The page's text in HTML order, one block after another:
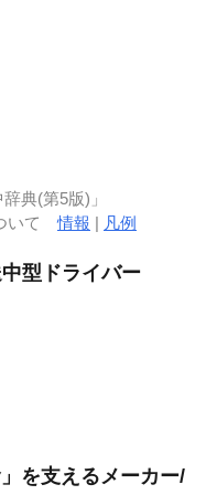
典(第5版)」
ついて情報 | 凡例
型ドライバー
を支えるメーカー/